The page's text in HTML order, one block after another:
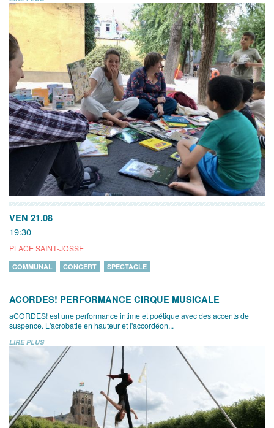
VEN 21.08
19:30
PLACE SAINT-JOSSE
COMMUNAL CONCERT SPECTACLE
ACORDES! PERFORMANCE CIRQUE MUSICALE
aCORDES! est une performance intime et poétique avec des accents de
suspence. L'acrobatie en hauteur et l'accordéon...
LIRE PLUS